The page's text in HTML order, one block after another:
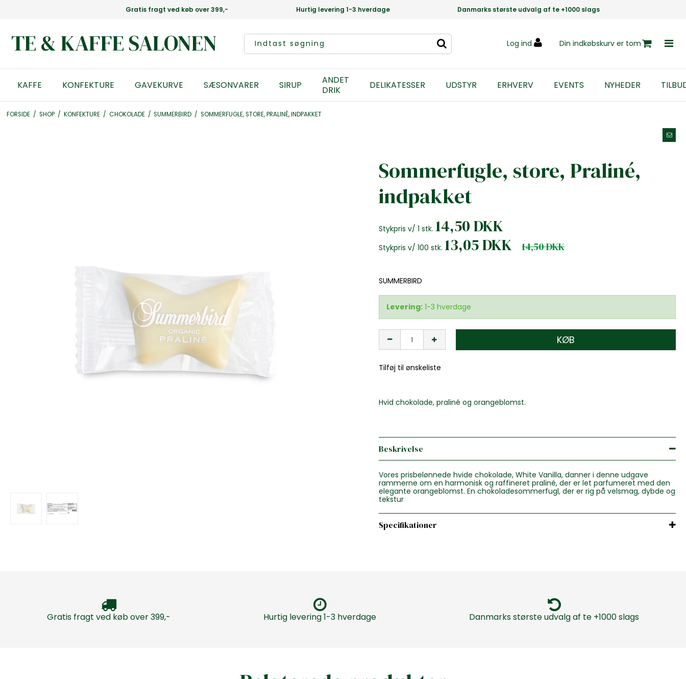
Gratis fragt ved køb over 399,- Hurtig levering 1-3 hverdage Danmarks største udvalg af te +1000 slags
TE & KAFFE SALONEN Log ind Din indkøbskurv er tom
KAFFE KONFEKTURE GAVEKURVE SÆSONVARER SIRUP
ANDET
DRIK
DELIKATESSER UDSTYR ERHVERV EVENTS NYHEDER
FORSIDE / SHOP / KONFEKTURE / CHOKOLADE / SUMMERBIRD / SOMMERFUGLE, STORE, PRALINÉ, INDPAKKET
Sommerfugle, store, Praliné,
indpakket
Stykpris v/ 1 stk. 14,50 DKK
Stykpris v/ 100 stk. 13,05 DKK 14,50 DKK
SUMMERBIRD
Levering: 1-3 hverdage
KØB
Tilføj til ønskeliste
Hvid chokolade, praliné og orangeblomst.
Beskrivelse
Vores prisbelønnede hvide chokolade, White Vanilla, danner i denne udgave
rammerne om en harmonisk og raffineret praliné, der er let parfumeret med den
elegante orangeblomst. En chokoladesommerfugl, der er rig på velsmag, dybde og
tekstur
Specifikationer
Gratis fragt ved køb over 399,- Hurtig levering 1-3 hverdage Danmarks største udvalg af te +1000 slags